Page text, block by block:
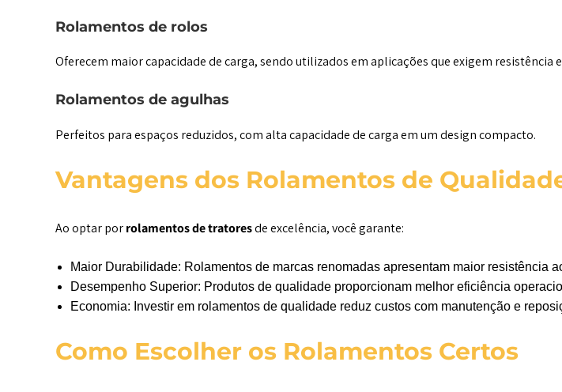
Rolamentos de rolos
Oferecem maior capacidade de carga, sendo utilizados em aplicações que exigem resistência
Rolamentos de agulhas
Perfeitos para espaços reduzidos, com alta capacidade de carga em um design compacto.
Vantagens dos Rolamentos de
Ao optar porrolamentos de tratoresde excelência, você garante:
Maior Durabilidade: Rolamentos de marcas renomadas apresentam maior resistência
Desempenho Superior: Produtos de qualidade proporcionam melhor eficiência
Economia: Investir em rolamentos de qualidade reduz custos com manutenção e
Como Escolher os Rolamentos Certos